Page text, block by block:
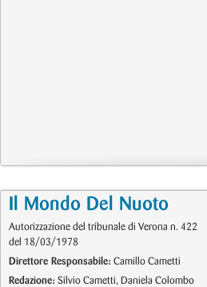
Il Mondo Del Nuoto
Autorizzazione del tribunale di Verona n. 422
del 18/03/1978
Direttore Responsabile: Camillo Cametti
Redazione: Silvio Cametti, Daniela Colombo